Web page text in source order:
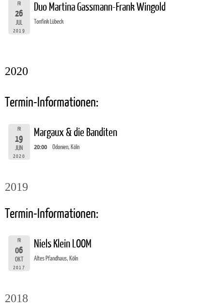
FR
26
JUL
2019
Duo Martina Gassmann-Frank Wingold
Tonfink Lübeck
2020
Termin-Informationen:
FR
19
JUN
2020
Margaux & die Banditen
20:00 Odonien, Köln
2019
Termin-Informationen:
FR
06
OKT
2017
Niels Klein LOOM
Altes Pfandhaus, Köln
2018